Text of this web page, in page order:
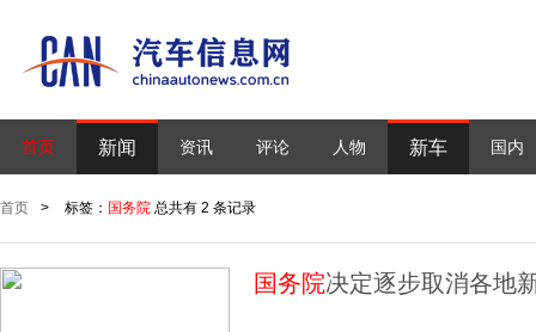
首页 新闻 资讯 评论 人物 新车 国内
首页 > 标签： 国务院 总共有 2 条记录
国务院决定逐步取消各地